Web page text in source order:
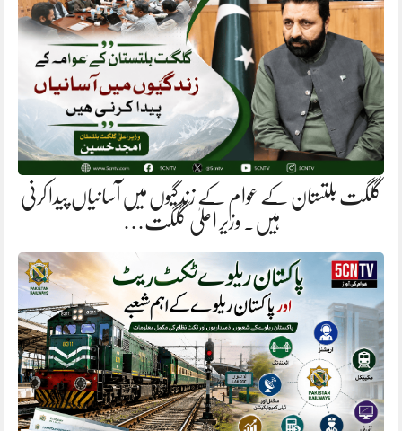
گلگت بلتستان کے عوام کے زندگیوں میں آسانیاں پیدا کرنی
ہیں. وزیر اعلیٰ گلگت…